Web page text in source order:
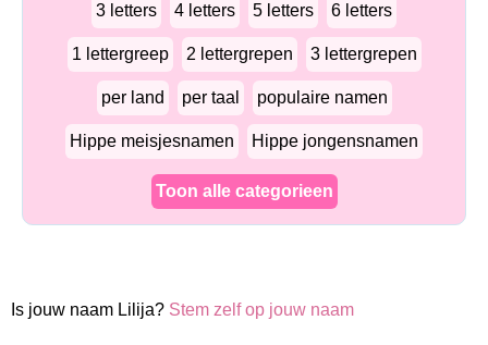
3 letters 4 letters 5 letters 6 letters
1 lettergreep 2 lettergrepen 3 lettergrepen
per land per taal populaire namen
Hippe meisjesnamen Hippe jongensnamen
Toon alle categorieen
Is jouw naam Lilija? Stem zelf op jouw naam